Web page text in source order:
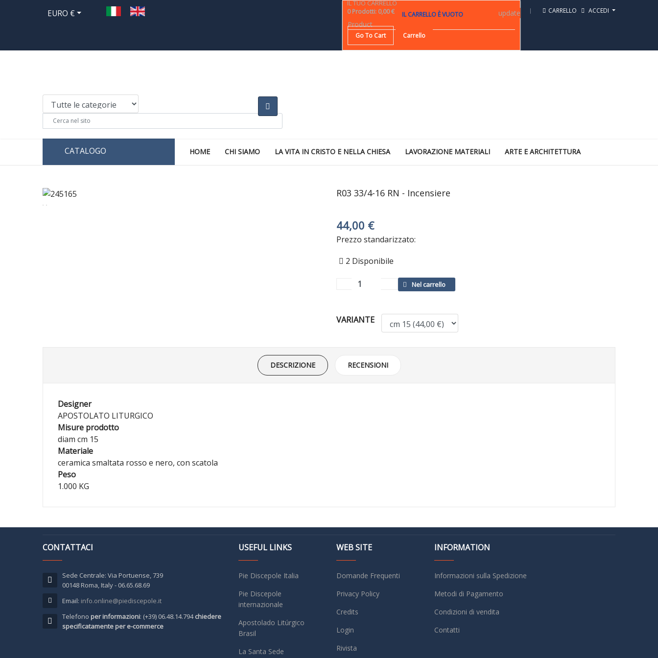
EURO € CARRELLO ACCEDI
IL TUO CARRELLO
0 Prodotti: 0,00 € IL CARRELLO È VUOTO
Product
update
Go To Cart Carrello
CATALOGO HOME CHI SIAMO LA VITA IN CRISTO E NELLA CHIESA LAVORAZIONE MATERIALI ARTE E ARCHITETTURA
R03 33/4-16 RN - Incensiere
44,00 €
Prezzo standarizzato:
2 Disponibile
VARIANTE
DESCRIZIONE RECENSIONI
Designer
APOSTOLATO LITURGICO
Misure prodotto
diam cm 15
Materiale
ceramica smaltata rosso e nero, con scatola
Peso
1.000 KG
CONTATTACI
Sede Centrale: Via Portuense, 739
00148 Roma, Italy - 06.65.68.69
Email: info.online@piediscepole.it
Telefono per informazioni: (+39) 06.48.14.794chiedere
specificatamente per e-commerce
USEFUL LINKS
Pie Discepole Italia
Pie Discepole
internazionale
Apostolado Litúrgico
Brasil
La Santa Sede
WEB SITE
Domande Frequenti
Privacy Policy
Credits
Login
Rivista
INFORMATION
Informazioni sulla Spedizione
Metodi di Pagamento
Condizioni di vendita
Contatti